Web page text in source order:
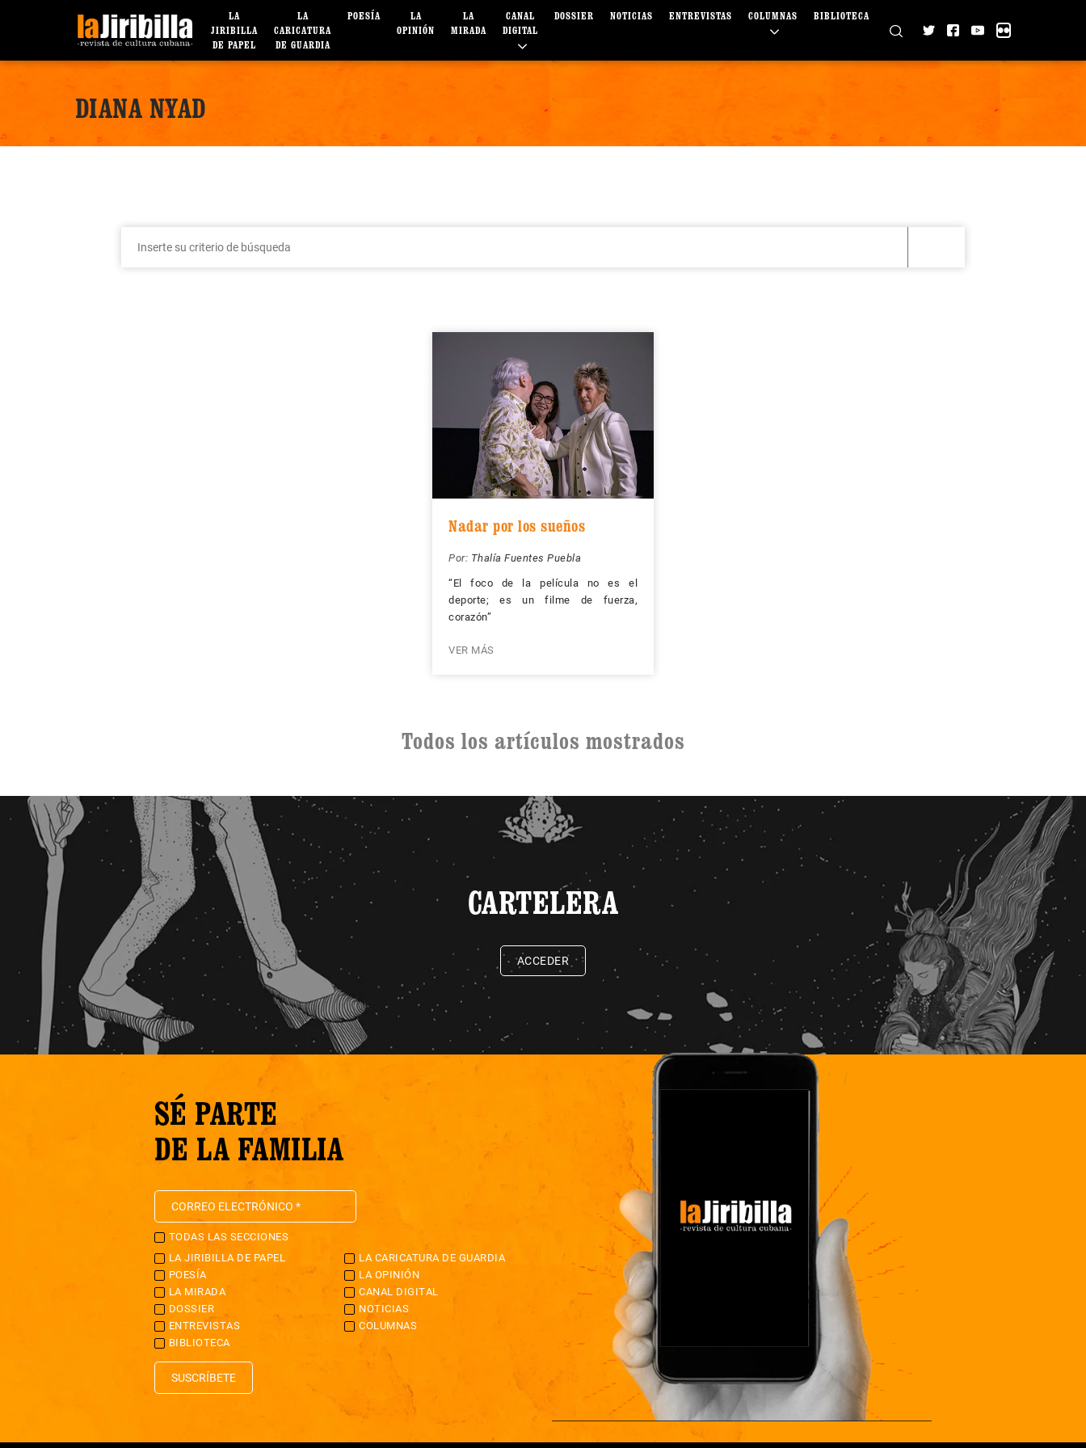
LA
JIRIBILLA
DE PAPEL
LA
CARICATURA
DE GUARDIA
POESÍA
LA
OPINIÓN
LA
MIRADA
CANAL
DIGITAL
DOSSIER NOTICIAS ENTREVISTAS COLUMNAS BIBLIOTECA
DIANA NYAD
Nadar por los sueños
Por: Thalía Fuentes Puebla
“El foco de la película no es el
deporte; es un filme de fuerza,
corazón”
VER MÁS
Todos los artículos mostrados
CARTELERA
ACCEDER
SÉ PARTE
DE LA FAMILIA
TODAS LAS SECCIONES
LA JIRIBILLA DE PAPEL
LA CARICATURA DE GUARDIA
POESÍA
LA OPINIÓN
LA MIRADA
CANAL DIGITAL
DOSSIER
NOTICIAS
ENTREVISTAS
COLUMNAS
BIBLIOTECA
SUSCRÍBETE